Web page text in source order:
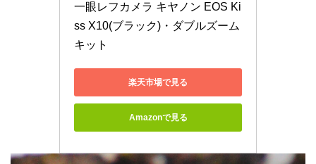
一眼レフカメラ キヤノン EOS Ki
ss X10(ブラック)・ダブルズーム
キット
楽天市場で見る
Amazonで見る